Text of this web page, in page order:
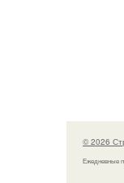
© 2026
Ежедневные